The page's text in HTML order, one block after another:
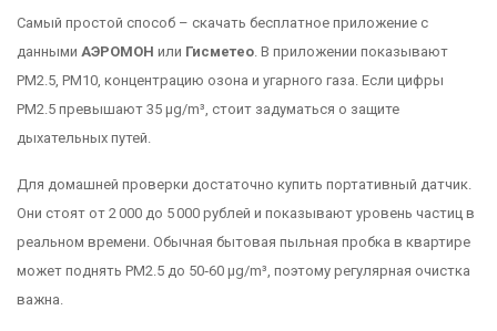
Самый простой способ – скачать бесплатное приложение с
данными АЭРОМОН или Гисметео. В приложении показывают
PM2.5, PM10, концентрацию озона и угарного газа. Если цифры
PM2.5 превышают 35 µg/m³, стоит задуматься о защите
дыхательных путей.
Для домашней проверки достаточно купить портативный датчик.
Они стоят от 2 000 до 5 000 рублей и показывают уровень частиц в
реальном времени. Обычная бытовая пыльная пробка в квартире
может поднять PM2.5 до 50‑60 µg/m³, поэтому регулярная очистка
важна.